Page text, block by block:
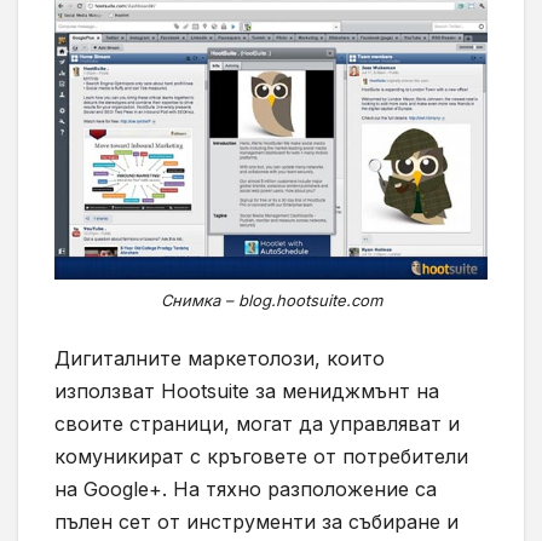
Снимка – blog.hootsuite.com
Дигиталните маркетолози, които
използват Hootsuite за мениджмънт на
своите страници, могат да управляват и
комуникират с кръговете от потребители
на Google+. На тяхно разположение са
пълен сет от инструменти за събиране и